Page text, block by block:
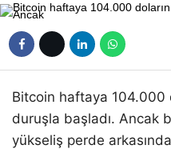
Bitcoin haftaya 104.000
duruşla başladı. Ancak
yükseliş perde